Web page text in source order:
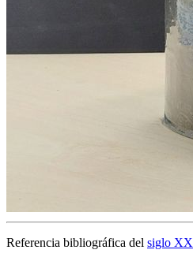
Referencia bibliográfica del siglo XX